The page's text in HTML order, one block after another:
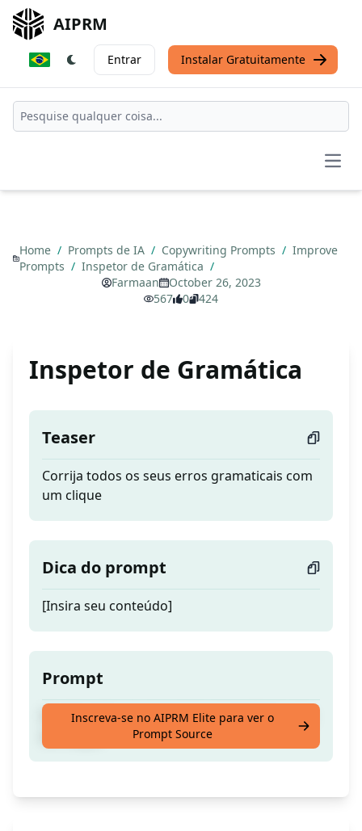
AIPRM
Entrar Instalar Gratuitamente
Home / Prompts de IA / Copywriting Prompts / Improve
Prompts / Inspetor de Gramática /
Farmaan
October 26, 2023
567
0 424
Inspetor de Gramática
Teaser
Corrija todos os seus erros gramaticais com
um clique
Dica do prompt
[Insira seu conteúdo]
Prompt
Corrija todos os seus erros gramaticais com
Inscreva-se no AIPRM Elite para ver o
Prompt Source